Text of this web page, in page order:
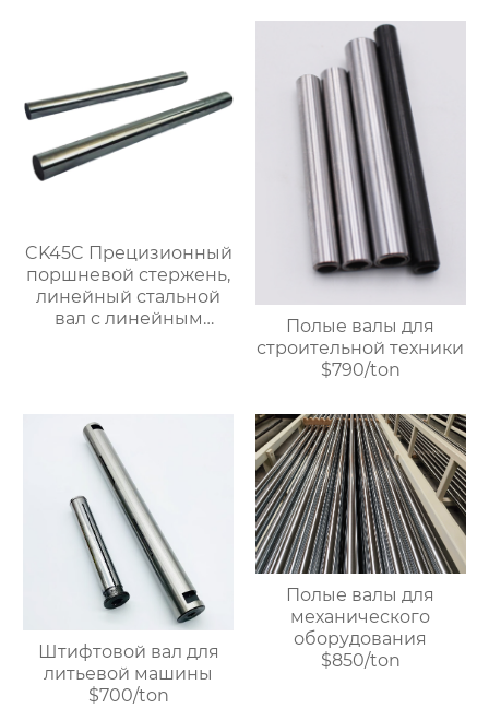
CK45C Прецизионный
поршневой стержень,
линейный стальной
вал с линейным
Полые валы для
строительной техники
$790/ton
Штифтовой вал для
литьевой машины
$700/ton
Полые валы для
механического
оборудования
$850/ton